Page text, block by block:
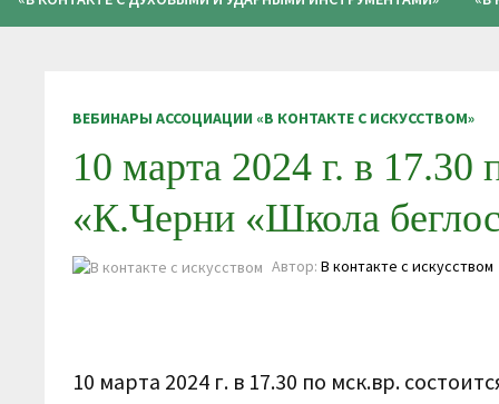
ВЕБИНАРЫ АССОЦИАЦИИ «В КОНТАКТЕ С ИСКУССТВОМ»
10 марта 2024 г. в 17.30
«К.Черни «Школа
Автор:В контакте с искусством
10 марта 2024 г. в 17.30 по мск.вр.